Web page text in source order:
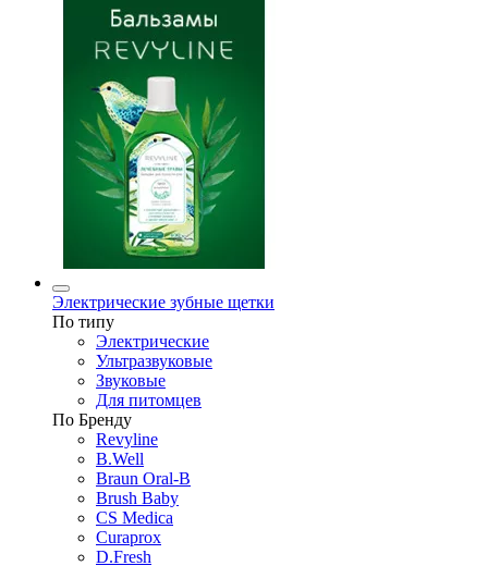
Электрические зубные щетки
По типу
Электрические
Ультразвуковые
Звуковые
Для питомцев
По Бренду
Revyline
B.Well
Braun Oral-B
Brush Baby
CS Medica
Curaprox
D.Fresh